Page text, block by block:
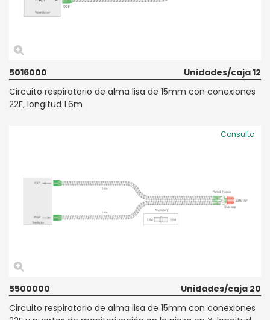
5016000
Unidades/caja 12
Circuito respiratorio de alma lisa de 15mm con conexiones
22F, longitud 1.6m
Consulta
5500000
Unidades/caja 20
Circuito respiratorio de alma lisa de 15mm con conexiones